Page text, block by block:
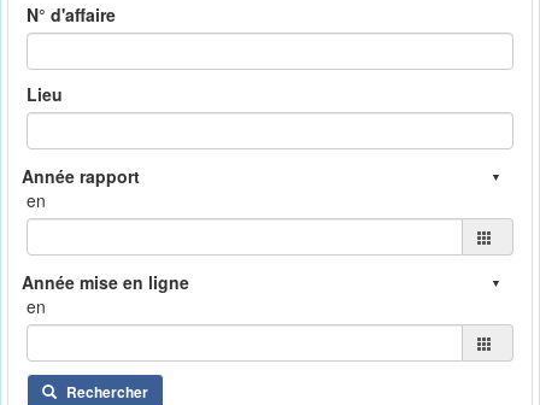
N° d'affaire
Lieu
en
en
Rechercher